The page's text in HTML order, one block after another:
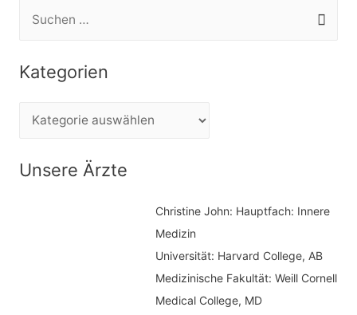
Kategorien
tUnsere Ärzte
Christine John: Hauptfach: Innere
Medizin
Universität: Harvard College, AB
Medizinische Fakultät: Weill Cornell
Medical College, MD